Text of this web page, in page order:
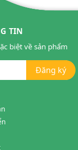
TIN
biệt về sản phẩm
Đăng ký